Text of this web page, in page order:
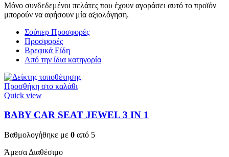
Μόνο συνδεδεμένοι πελάτες που έχουν αγοράσει αυτό το προϊόν
μπορούν να αφήσουν μία αξιολόγηση.
Σούπερ Προσφορές
Προσφορές
Βρεφικά Είδη
Από την ίδια κατηγορία
Προσθήκη στο καλάθι
Quick view
BABY CAR SEAT JEWEL 3 ΙΝ 1
Βαθμολογήθηκε με 0 από 5
Άμεσα Διαθέσιμο